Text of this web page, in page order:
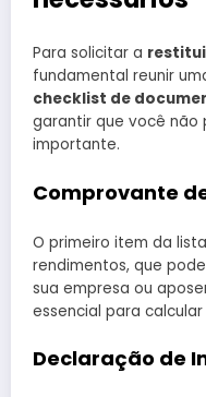
Para solicitar a
fundamental reunir
checklist de
garantir que você não
importante.
Comprovante
O primeiro item da
rendimentos, que
sua empresa ou
essencial para
Declaração de